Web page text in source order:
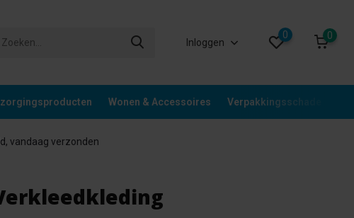
Inloggen
0 0
Wonen & Accessoires Verpakkingsschade
vandaag verzonden